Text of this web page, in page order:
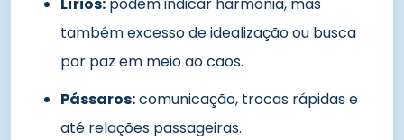
Lírios: podem indicar harmonia, mas
também excesso de idealização ou busca
por paz em meio ao caos.
Pássaros:comunicação, trocas rápidas e
até relações passageiras.